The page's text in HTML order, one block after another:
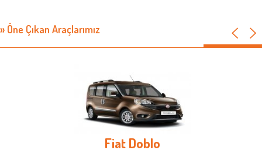
Emek Araç KiralamaEmek araç kiralama
ihtiyaçlarınızda, güler yüzlü personelimiz ve son
model araçlarımızla hizmetinizdeyiz. Emek ve
Elvankent Araç KiralamaElvankent araç kiralama
ihtiyaçlarınızda, en avantajlı otomobil tercihini
yapmak için Trend Rent A Car hizmetlerinden siz
Ege Mahallesi Araç Kiralama
» Öne Çıkan Araçlarımız
Fiat Doblo